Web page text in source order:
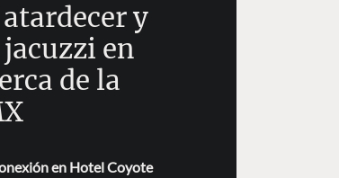
y
en
de la
en Hotel Coyote